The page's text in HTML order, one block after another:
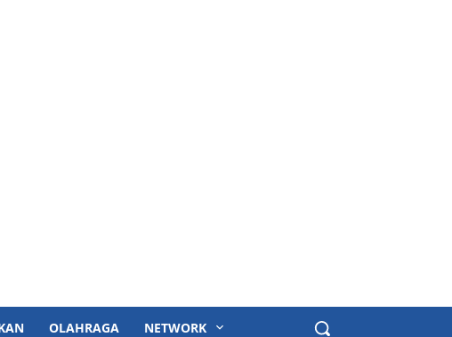
OLAHRAGA NETWORK